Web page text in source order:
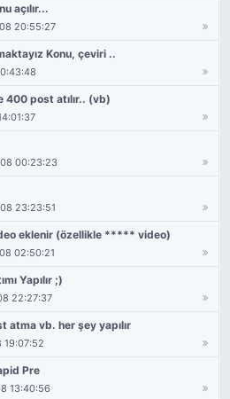
açılır...
20:55:27
Konu, çeviri ..
400 post atılır.. (vb)
00:23:23
23:23:51
eklenir (özellikle ***** video)
02:50:21
Yapılır ;)
22:27:37
atma vb. her şey yapılır
19:07:52
Pre
13:40:56